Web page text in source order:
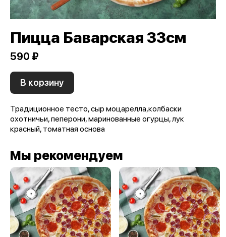
Пицца Баварская 33см
590 ₽
В корзину
Традиционное тесто, сыр моцарелла,колбаски
охотничьи, пеперони, маринованные огурцы, лук
красный, томатная основа
Мы рекомендуем